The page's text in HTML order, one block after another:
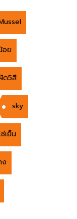
อย
ด5สี
sky
เย็น
ง